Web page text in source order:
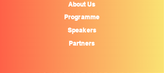
About Us
Programme
Speakers
Partners